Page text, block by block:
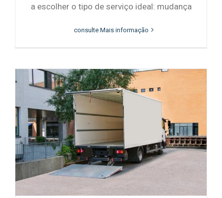
a escolher o tipo de serviço ideal: mudança
consulte Mais informação